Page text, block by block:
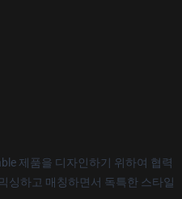
제품을 디자인하기 위하여 협력
싱하고 매칭하면서 독특한 스타일